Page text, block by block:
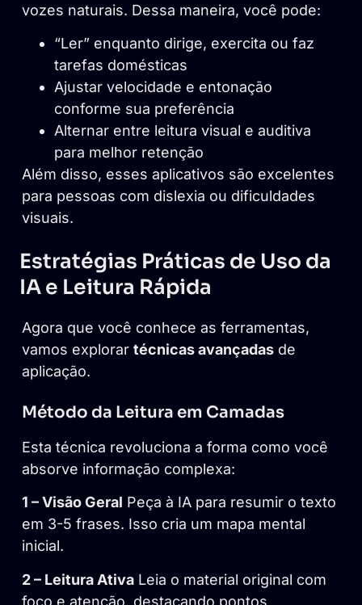
vozes naturais. Dessa maneira, você pode:
“Ler” enquanto dirige, exercita ou faz
tarefas domésticas
Ajustar velocidade e entonação
conforme sua preferência
Alternar entre leitura visual e auditiva
para melhor retenção
Além disso, esses aplicativos são excelentes
para pessoas com dislexia ou dificuldades
visuais.
Estratégias Práticas de Uso da
IA e Leitura Rápida
Agora que você conhece as ferramentas,
vamos explorar técnicas avançadas de
aplicação.
Método da Leitura em Camadas
Esta técnica revoluciona a forma como você
absorve informação complexa:
1 – Visão Geral Peça à IA para resumir o texto
em 3-5 frases. Isso cria um mapa mental
inicial.
2 – Leitura Ativa Leia o material original com
foco e atenção, destacando pontos